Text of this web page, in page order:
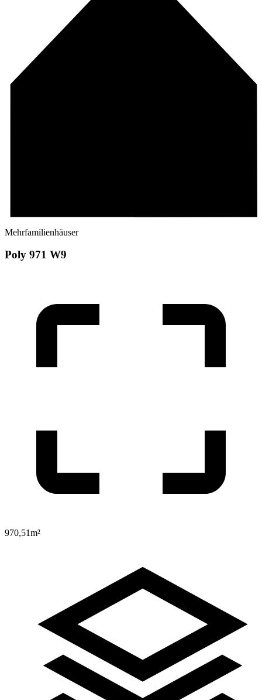
Mehrfamilienhäuser
Poly 971 W9
970,51m²